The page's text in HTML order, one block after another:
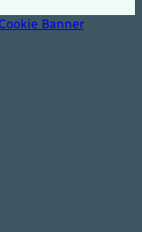
Banner